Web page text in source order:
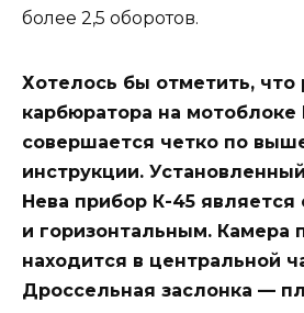
более 2,5 оборотов.
Хотелось бы отметить, что
карбюратора на мотоблоке
совершается четко по
инструкции.
Нева прибор К-45
и горизонтальным. Камера
находится в центральной
Дроссельная заслонка —